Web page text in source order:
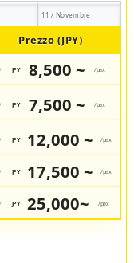
11 / Novembre
Prezzo (JPY)
JPY 8,500 ~ /pax
JPY 7,500 ~ /pax
JPY 12,000 ~ /pax
JPY 17,500 ~ /pax
JPY 25,000~ /pax